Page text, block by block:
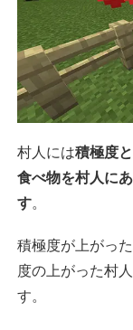
村人には積極度
食べ物を村人に
す。
積極度が上がっ
度の上がった村
す。